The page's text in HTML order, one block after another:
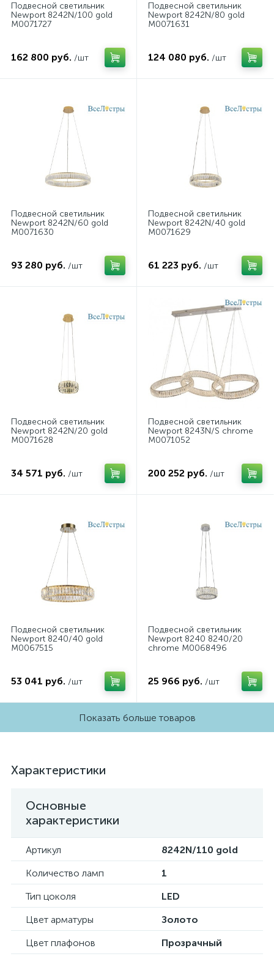
Подвесной светильник
Newport 8242N/100 gold
М0071727
162 800 руб. /шт
Подвесной светильник
Newport 8242N/80 gold
М0071631
124 080 руб. /шт
Подвесной светильник
Newport 8242N/60 gold
М0071630
93 280 руб. /шт
Подвесной светильник
Newport 8242N/40 gold
М0071629
61 223 руб. /шт
Подвесной светильник
Newport 8242N/20 gold
М0071628
34 571 руб. /шт
Подвесной светильник
Newport 8243N/S chrome
М0071052
200 252 руб. /шт
Подвесной светильник
Newport 8240/40 gold
М0067515
53 041 руб. /шт
Подвесной светильник
Newport 8240 8240/20
chrome М0068496
25 966 руб. /шт
Показать больше товаров
Характеристики
Основные
характеристики
Артикул
8242N/110 gold
Количество ламп
1
Тип цоколя
LED
Цвет арматуры
Золото
Цвет плафонов
Прозрачный